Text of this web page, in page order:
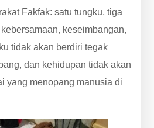
Fakfak: satu tungku, tiga
keseimbangan,
tidak akan berdiri tegak
dan kehidupan tidak akan
yang menopang manusia di